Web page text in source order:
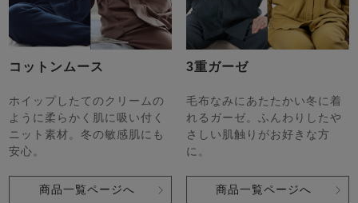
コットンムース
ホイップしたてのクリームの
ように柔らかく肌に吸い付く
ニット素材。冬の敏感肌にも
安心。
商品一覧ページへ
3重ガーゼ
毛布なみにあたたかい冬に着
れるガーゼ。ふんわりしたや
さしい肌触りがお好きな方
に。
商品一覧ページへ